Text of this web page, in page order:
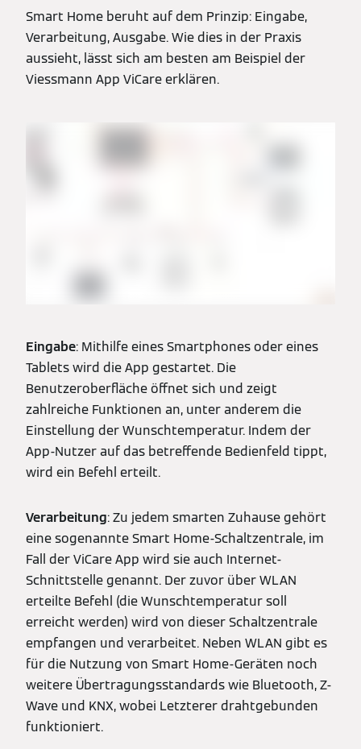
Smart Home beruht auf dem Prinzip: Eingabe,
Verarbeitung, Ausgabe. Wie dies in der Praxis
aussieht, lässt sich am besten am Beispiel der
Viessmann App ViCare erklären.
Eingabe: Mithilfe eines Smartphones oder eines
Tablets wird die App gestartet. Die
Benutzeroberfläche öffnet sich und zeigt
zahlreiche Funktionen an, unter anderem die
Einstellung der Wunschtemperatur. Indem der
App-Nutzer auf das betreffende Bedienfeld tippt,
wird ein Befehl erteilt.
Verarbeitung: Zu jedem smarten Zuhause gehört
eine sogenannte Smart Home-Schaltzentrale, im
Fall der ViCare App wird sie auch Internet-
Schnittstelle genannt. Der zuvor über WLAN
erteilte Befehl (die Wunschtemperatur soll
erreicht werden) wird von dieser Schaltzentrale
empfangen und verarbeitet. Neben WLAN gibt es
für die Nutzung von Smart Home-Geräten noch
weitere Übertragungsstandards wie Bluetooth, Z-
Wave und KNX, wobei Letzterer drahtgebunden
funktioniert.